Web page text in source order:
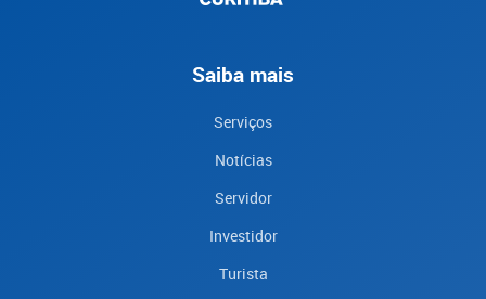
Saiba mais
Serviços
Notícias
Servidor
Investidor
Turista